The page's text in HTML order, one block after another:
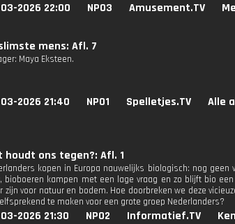
2026 22:00 NPO3 Amusement.TV
mens: Afl. 7
Maya Eksteen.
2026 21:40 NPO1 Spelletjes.TV Alle
houdt ons tegen?: Afl. 1
kopen in Europa nauwelijks biologisch: nog
bioboeren kampen met een lage vraag en zo blijft bio
zijn voor natuur en bodem. Hoe doorbreken we deze
te maken voor een grote groep Nederlanders?
2026 21:30 NPO2 Informatief.TV